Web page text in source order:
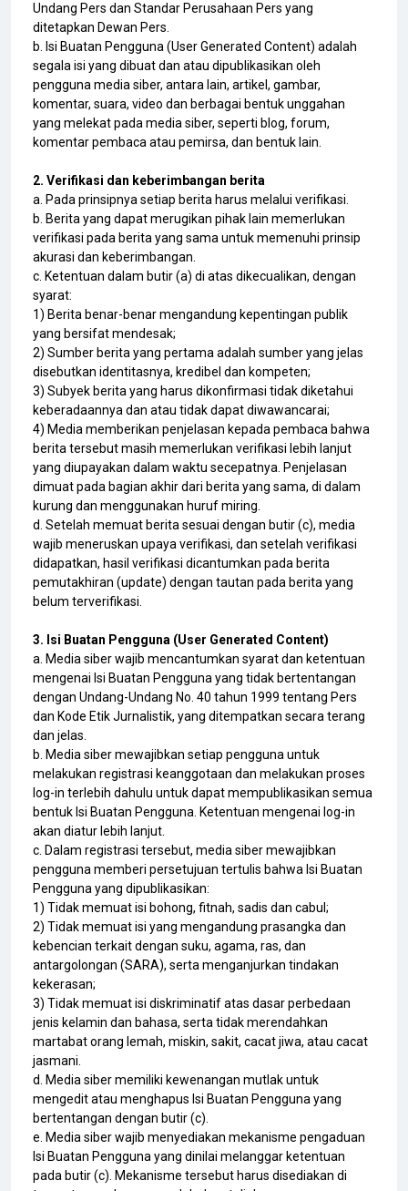
Undang Pers dan Standar Perusahaan Pers yang
ditetapkan Dewan Pers.
b. Isi Buatan Pengguna (User Generated Content) adalah
segala isi yang dibuat dan atau dipublikasikan oleh
pengguna media siber, antara lain, artikel, gambar,
komentar, suara, video dan berbagai bentuk unggahan
yang melekat pada media siber, seperti blog, forum,
komentar pembaca atau pemirsa, dan bentuk lain.
2. Verifikasi dan keberimbangan berita
a. Pada prinsipnya setiap berita harus melalui verifikasi.
b. Berita yang dapat merugikan pihak lain memerlukan
verifikasi pada berita yang sama untuk memenuhi prinsip
akurasi dan keberimbangan.
c. Ketentuan dalam butir (a) di atas dikecualikan, dengan
syarat:
1) Berita benar-benar mengandung kepentingan publik
yang bersifat mendesak;
2) Sumber berita yang pertama adalah sumber yang jelas
disebutkan identitasnya, kredibel dan kompeten;
3) Subyek berita yang harus dikonfirmasi tidak diketahui
keberadaannya dan atau tidak dapat diwawancarai;
4) Media memberikan penjelasan kepada pembaca bahwa
berita tersebut masih memerlukan verifikasi lebih lanjut
yang diupayakan dalam waktu secepatnya. Penjelasan
dimuat pada bagian akhir dari berita yang sama, di dalam
kurung dan menggunakan huruf miring.
d. Setelah memuat berita sesuai dengan butir (c), media
wajib meneruskan upaya verifikasi, dan setelah verifikasi
didapatkan, hasil verifikasi dicantumkan pada berita
pemutakhiran (update) dengan tautan pada berita yang
belum terverifikasi.
3. Isi Buatan Pengguna (User Generated Content)
a. Media siber wajib mencantumkan syarat dan ketentuan
mengenai Isi Buatan Pengguna yang tidak bertentangan
dengan Undang-Undang No. 40 tahun 1999 tentang Pers
dan Kode Etik Jurnalistik, yang ditempatkan secara terang
dan jelas.
b. Media siber mewajibkan setiap pengguna untuk
melakukan registrasi keanggotaan dan melakukan proses
log-in terlebih dahulu untuk dapat mempublikasikan semua
bentuk Isi Buatan Pengguna. Ketentuan mengenai log-in
akan diatur lebih lanjut.
c. Dalam registrasi tersebut, media siber mewajibkan
pengguna memberi persetujuan tertulis bahwa Isi Buatan
Pengguna yang dipublikasikan:
1) Tidak memuat isi bohong, fitnah, sadis dan cabul;
2) Tidak memuat isi yang mengandung prasangka dan
kebencian terkait dengan suku, agama, ras, dan
antargolongan (SARA), serta menganjurkan tindakan
kekerasan;
3) Tidak memuat isi diskriminatif atas dasar perbedaan
jenis kelamin dan bahasa, serta tidak merendahkan
martabat orang lemah, miskin, sakit, cacat jiwa, atau cacat
jasmani.
d. Media siber memiliki kewenangan mutlak untuk
mengedit atau menghapus Isi Buatan Pengguna yang
bertentangan dengan butir (c).
e. Media siber wajib menyediakan mekanisme pengaduan
Isi Buatan Pengguna yang dinilai melanggar ketentuan
pada butir (c). Mekanisme tersebut harus disediakan di